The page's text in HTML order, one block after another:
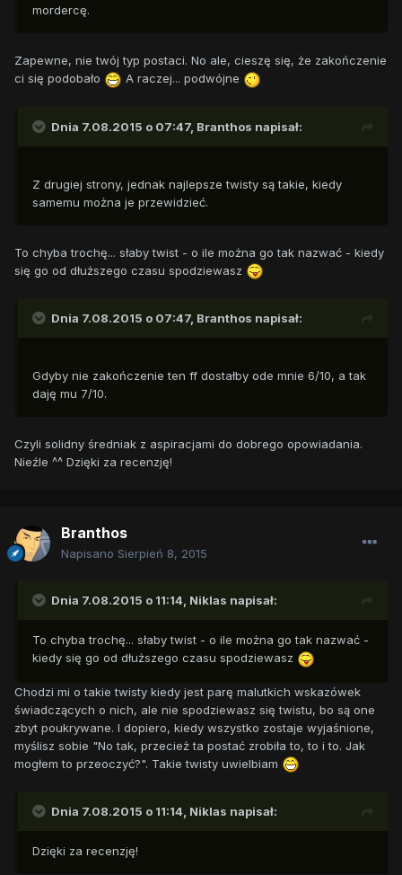
mordercę.
Zapewne, nie twój typ postaci. No ale, cieszę się, że zakończenie
ci się podobało
A raczej... podwójne
Dnia 7.08.2015 o 07:47, Branthos napisał:
Z drugiej strony, jednak najlepsze twisty są takie, kiedy
samemu można je przewidzieć.
To chyba trochę... słaby twist - o ile można go tak nazwać - kiedy
się go od dłuższego czasu spodziewasz
Dnia 7.08.2015 o 07:47, Branthos napisał:
Gdyby nie zakończenie ten ff dostałby ode mnie 6/10, a tak
daję mu 7/10.
Czyli solidny średniak z aspiracjami do dobrego opowiadania.
Nieźle ^^ Dzięki za recenzję!
Branthos
Napisano Sierpień 8, 2015
Dnia 7.08.2015 o 11:14, Niklas napisał:
To chyba trochę... słaby twist - o ile można go tak nazwać -
kiedy się go od dłuższego czasu spodziewasz
Chodzi mi o takie twisty kiedy jest parę malutkich wskazówek
świadczących o nich, ale nie spodziewasz się twistu, bo są one
zbyt poukrywane. I dopiero, kiedy wszystko zostaje wyjaśnione,
myślisz sobie "No tak, przecież ta postać zrobiła to, to i to. Jak
mogłem to przeoczyć?". Takie twisty uwielbiam
Dnia 7.08.2015 o 11:14, Niklas napisał:
Dzięki za recenzję!